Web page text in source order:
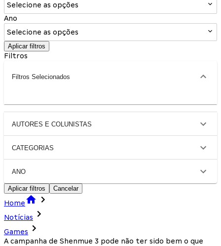
Selecione as opções
Ano
Selecione as opções
Aplicar filtros
Filtros
Filtros Selecionados
AUTORES E COLUNISTAS
CATEGORIAS
ANO
Aplicar filtros Cancelar
Home
Notícias
Games
A campanha de Shenmue 3 pode não ter sido bem o que